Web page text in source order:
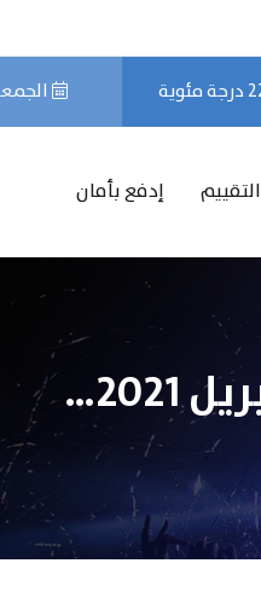
الجمعة 7
التقييم إدفع بأمان